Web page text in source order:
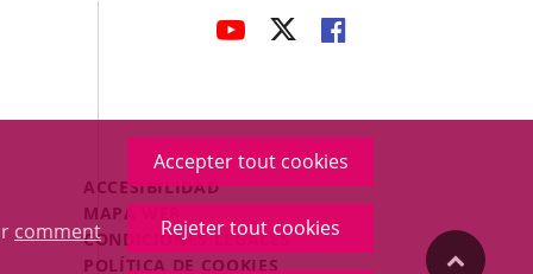
comment
Accepter tout cookies
Rejeter tout cookies
ENLACE
APLICACIÓN
EXTERNA.
ENLACE
APLICACIÓN
EXTERNA.
ENLACE
APLICACIÓN
EXTERNA.
Menú
Legal
Footer
ACCESIBILIDAD
MAPA WEB
CONDICIONES LEGALES
POLÍTICA DE COOKIES
"Volver